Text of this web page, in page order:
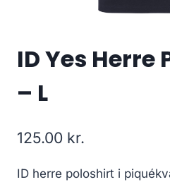
ID Yes Herre
– L
125.00 kr.
ID herre poloshirt i